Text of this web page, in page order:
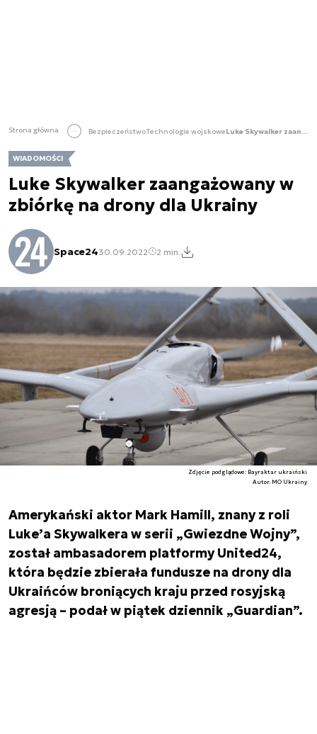
Strona główna BezpieczeństwoTechnologie wojskowe Luke Skywalker zaangażowany w zbiórkę na drony dla Ukrainy
WIADOMOŚCI
Luke Skywalker zaangażowany w
zbiórkę na drony dla Ukrainy
Space2430.09.2022 2 min.
Zdjęcie podglądowe: Bayraktar ukraiński
Autor. MO Ukrainy
Amerykański aktor Mark Hamill, znany z roli
Luke’a Skywalkera w serii „Gwiezdne Wojny”,
został ambasadorem platformy United24,
która będzie zbierała fundusze na drony dla
Ukraińców broniących kraju przed rosyjską
agresją – podał w piątek dziennik „Guardian”.